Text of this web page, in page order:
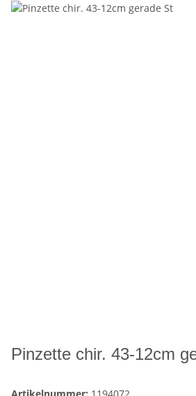
Pinzette chir. 43-12cm